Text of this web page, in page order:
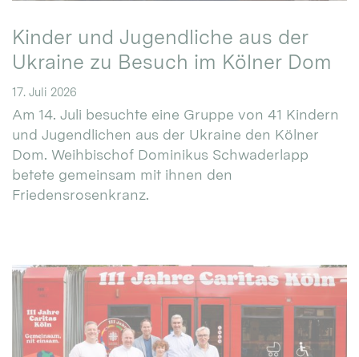
Kinder und Jugendliche aus der
Ukraine zu Besuch im Kölner Dom
17. Juli 2026
Am 14. Juli besuchte eine Gruppe von 41 Kindern
und Jugendlichen aus der Ukraine den Kölner
Dom. Weihbischof Dominikus Schwaderlapp
betete gemeinsam mit ihnen den
Friedensrosenkranz.